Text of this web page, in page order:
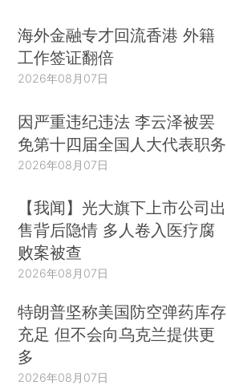
海外金融专才回流香港 外籍
工作签证翻倍
2026年08月07日
因严重违纪违法 李云泽被罢
免第十四届全国人大代表职务
2026年08月07日
【我闻】光大旗下上市公司出
售背后隐情 多人卷入医疗腐
败案被查
2026年08月07日
特朗普坚称美国防空弹药库存
充足 但不会向乌克兰提供更
多
2026年08月07日